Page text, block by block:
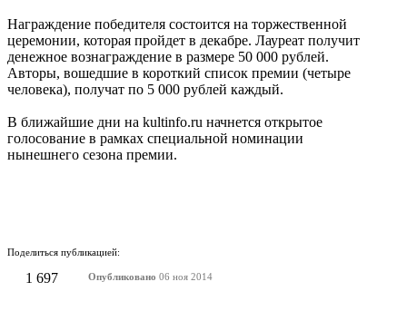
Награждение победителя состоится на торжественной
церемонии, которая пройдет в декабре. Лауреат получит
денежное вознаграждение в размере 50 000 рублей.
Авторы, вошедшие в короткий список премии (четыре
человека), получат по 5 000 рублей каждый.
В ближайшие дни на kultinfo.ru начнется открытое
голосование в рамках специальной номинации
нынешнего сезона премии.
Поделиться публикацией:
1 697 Опубликовано 06 ноя 2014